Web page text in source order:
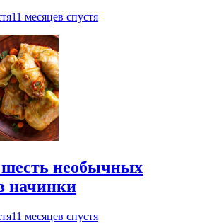
11 месяцев спустя
необычных
начинки
11 месяцев спустя